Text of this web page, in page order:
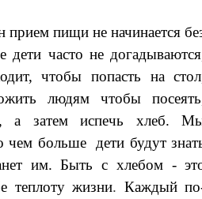
пищи не начинается
дети часто не
чтобы попасть на
людям чтобы
а затем испечь хлеб.
чем больше дети будут
им. Быть с хлебом -
теплоту жизни. Каждый